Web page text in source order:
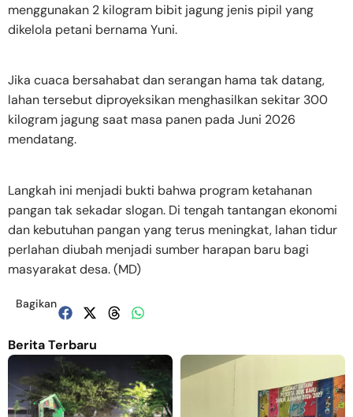
menggunakan 2 kilogram bibit jagung jenis pipil yang
dikelola petani bernama Yuni.
Jika cuaca bersahabat dan serangan hama tak datang,
lahan tersebut diproyeksikan menghasilkan sekitar 300
kilogram jagung saat masa panen pada Juni 2026
mendatang.
Langkah ini menjadi bukti bahwa program ketahanan
pangan tak sekadar slogan. Di tengah tantangan ekonomi
dan kebutuhan pangan yang terus meningkat, lahan tidur
perlahan diubah menjadi sumber harapan baru bagi
masyarakat desa. (MD)
Bagikan
Berita Terbaru